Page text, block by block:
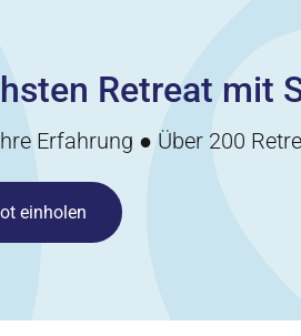
Retreat mit
Erfahrung ● Über 200
einholen